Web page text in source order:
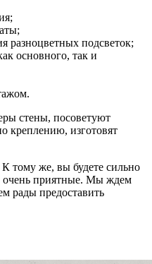
разноцветных подсветок;
основного, так и
стены, посоветуют
креплению, изготовят
К тому же, вы будете сильно
приятные. Мы ждем
рады предоставить